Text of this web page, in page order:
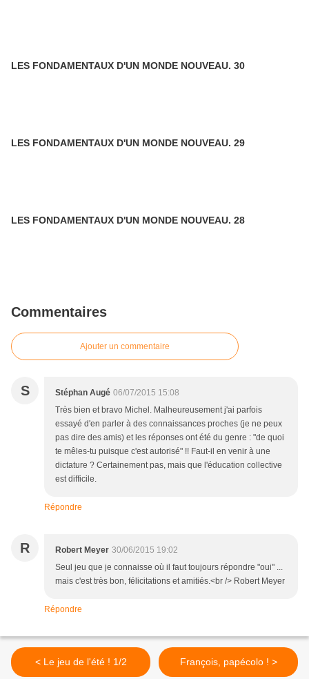
LES FONDAMENTAUX D'UN MONDE NOUVEAU. 30
LES FONDAMENTAUX D'UN MONDE NOUVEAU. 29
LES FONDAMENTAUX D'UN MONDE NOUVEAU. 28
Commentaires
Ajouter un commentaire
S Stéphan Augé 06/07/2015 15:08
Très bien et bravo Michel. Malheureusement j'ai parfois
essayé d'en parler à des connaissances proches (je ne peux
pas dire des amis) et les réponses ont été du genre : "de quoi
te mêles-tu puisque c'est autorisé" !! Faut-il en venir à une
dictature ? Certainement pas, mais que l'éducation collective
est difficile.
Répondre
R Robert Meyer 30/06/2015 19:02
Seul jeu que je connaisse où il faut toujours répondre "oui" ...
mais c'est très bon, félicitations et amitiés.<br /> Robert Meyer
Répondre
< Le jeu de l'été ! 1/2 François, papécolo ! >